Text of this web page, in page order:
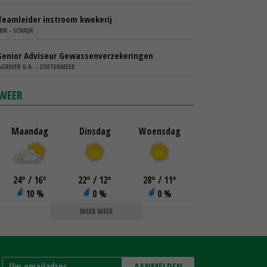
instroom kwekerij
- SCHAIJK
Adviseur Gewassenverzekeringen
U.A. - ZOETERMEER
Maandag
24° / 16°
10 %
Dinsdag
22° / 12°
0 %
Woensdag
28° / 11°
0 %
MEER WEER